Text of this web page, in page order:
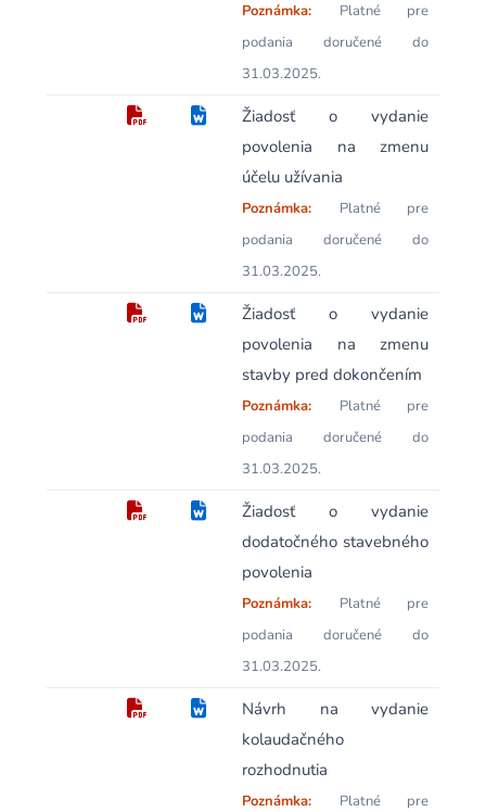
Poznámka: Platné pre
podania doručené do
31.03.2025.
Žiadosť o vydanie
povolenia na zmenu
účelu užívania
Poznámka: Platné pre
podania doručené do
31.03.2025.
Žiadosť o vydanie
povolenia na zmenu
stavby pred dokončením
Poznámka: Platné pre
podania doručené do
31.03.2025.
Žiadosť o vydanie
dodatočného stavebného
povolenia
Poznámka: Platné pre
podania doručené do
31.03.2025.
Návrh na vydanie
kolaudačného
rozhodnutia
Poznámka: Platné pre